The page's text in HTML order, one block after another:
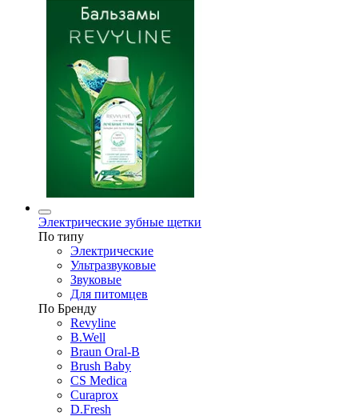
Электрические зубные щетки
По типу
Электрические
Ультразвуковые
Звуковые
Для питомцев
По Бренду
Revyline
B.Well
Braun Oral-B
Brush Baby
CS Medica
Curaprox
D.Fresh